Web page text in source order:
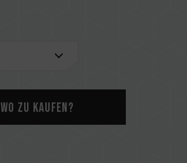
Wo zu kaufen?